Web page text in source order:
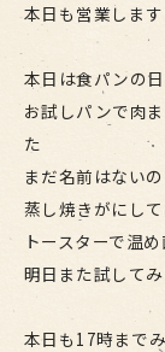
本日も営業します
本日は食パンの
お試しパンで肉
た
まだ名前はない
蒸し焼きがにし
トースターで温
明日また試して
本日も17時まで